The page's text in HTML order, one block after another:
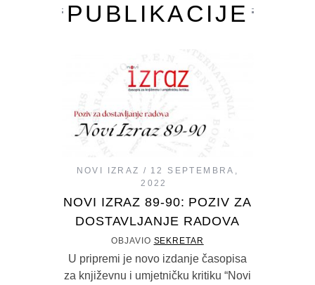
PUBLIKACIJE
NOVI IZRAZ
12 SEPTEMBRA,
2022
NOVI IZRAZ 89-90: POZIV ZA
DOSTAVLJANJE RADOVA
OBJAVIO SEKRETAR
U pripremi je novo izdanje časopisa
za književnu i umjetničku kritiku “Novi